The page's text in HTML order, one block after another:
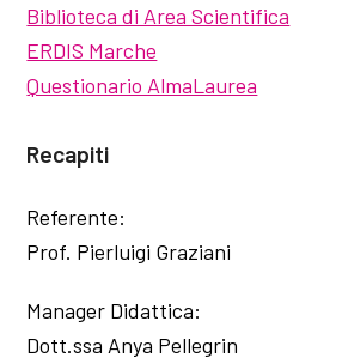
Biblioteca di Area Scientifica
ERDIS Marche
Questionario AlmaLaurea
Recapiti
Referente:
Prof. Pierluigi Graziani
Manager Didattica:
Dott.ssa Anya Pellegrin